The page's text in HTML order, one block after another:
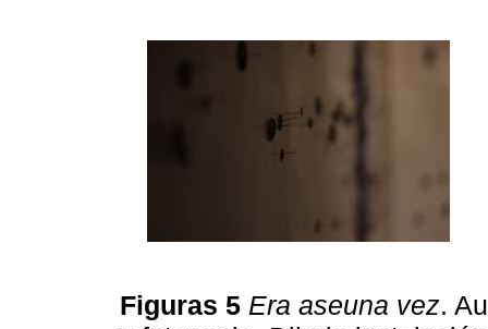
Figuras 5 Era aseuna vez.